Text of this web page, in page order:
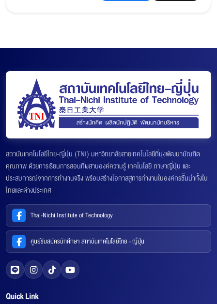
สถาบันเทคโนโลยีไทย-ญี่ปุ่น (TNI) มหาวิทยาลัยสายเทคโนโลยีที่มุ่งพัฒนาบัณฑิต
คุณภาพ ด้วยการเรียนการสอนที่ผสานองค์ความรู้ เทคโนโลยี ภาษาญี่ปุ่น และ
ประสบการณ์จากการทำงานจริง พร้อมสร้างโอกาสสู่การทำงานในองค์กรชั้นนำทั้งใน
ไทยและต่างประเทศ
Thai-Nichi Institute of Technology
ศูนย์รับสมัครนักศึกษา สถาบันเทคโนโลยีไทย - ญี่ปุ่น
Quick Link